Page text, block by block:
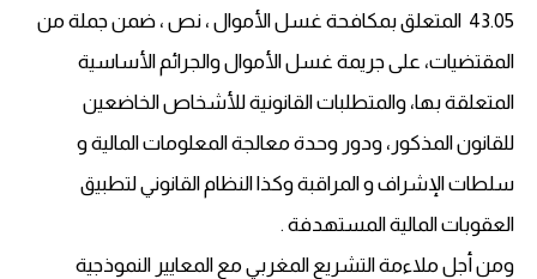
43.05 المتعلق بمكافحة غسل الأموال ، نص ، ضمن جملة من
المقتضيات، على جريمة غسل الأموال والجرائم الأساسية
المتعلقة بها، والمتطلبات القانونية للأشخاص الخاضعين
للقانون المذكور، ودور وحدة معالجة المعلومات المالية و
سلطات الإشراف و المراقبة وكذا النظام القانوني لتطبيق
العقوبات المالية المستهدفة .
ومن أجل ملاءمة التشريع المغربي مع المعايير النموذجية